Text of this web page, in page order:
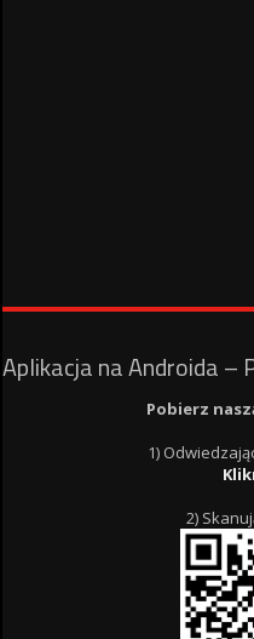
Aplikacja na Androida –
Pobierz
1)
2)